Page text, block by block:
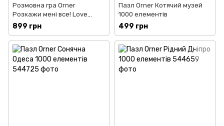
Розмовна гра Orner
Розкажи мені все! Love
edition (orner-1636)
899 грн
Пазл Orner Котячий музей
1000 елементів
499 грн